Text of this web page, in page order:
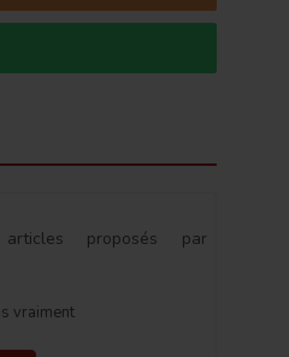
proposés par
vraiment